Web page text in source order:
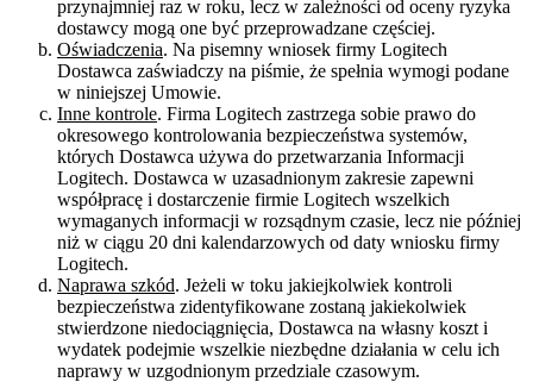
przynajmniej raz w roku, lecz w zależności od oceny ryzyka
dostawcy mogą one być przeprowadzane częściej.
Oświadczenia. Na pisemny wniosek firmy Logitech
Dostawca zaświadczy na piśmie, że spełnia wymogi podane
w niniejszej Umowie.
Inne kontrole. Firma Logitech zastrzega sobie prawo do
okresowego kontrolowania bezpieczeństwa systemów,
których Dostawca używa do przetwarzania Informacji
Logitech. Dostawca w uzasadnionym zakresie zapewni
współpracę i dostarczenie firmie Logitech wszelkich
wymaganych informacji w rozsądnym czasie, lecz nie później
niż w ciągu 20 dni kalendarzowych od daty wniosku firmy
Logitech.
Naprawa szkód. Jeżeli w toku jakiejkolwiek kontroli
bezpieczeństwa zidentyfikowane zostaną jakiekolwiek
stwierdzone niedociągnięcia, Dostawca na własny koszt i
wydatek podejmie wszelkie niezbędne działania w celu ich
naprawy w uzgodnionym przedziale czasowym.